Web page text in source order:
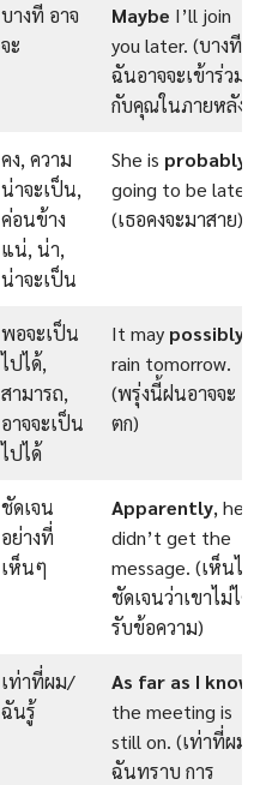
บางที อาจ
จะ
Maybe I’ll join
you later. (บางที
ฉันอาจจะเข้าร่วม
กับคุณในภายหลัง)
คง, ความ
น่าจะเป็น,
ค่อนข้าง
แน่, น่า,
น่าจะเป็น
She is probably
going to be late.
(เธอคงจะมาสาย)
พอจะเป็น
ไปได้,
สามารถ,
อาจจะเป็น
ไปได้
It may possibly
rain tomorrow.
(พรุ่งนี้ฝนอาจจะ
ตก)
ชัดเจน
อย่างที่
เห็นๆ
Apparently, he
didn’t get the
message. (เห็นได้
ชัดเจนว่าเขาไม่ได้
รับข้อความ)
เท่าที่ผม/
ฉันรู้
As far as I know
the meeting is
still on. (เท่าที่ผม/
ฉันทราบ การ